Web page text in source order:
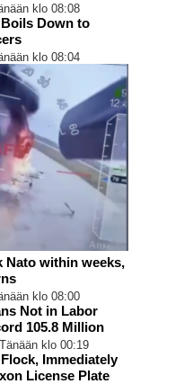
klo 08:08
Down to
klo 08:04
Nato within weeks,
klo 08:00
Not in Labor
105.8 Million
Tänään klo 00:19
Immediately
License Plate